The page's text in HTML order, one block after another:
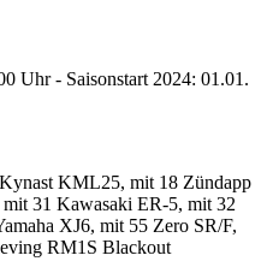
Uhr - Saisonstart 2024: 01.01.
KML25, mit 18 Zündapp
31 Kawasaki ER-5, mit 32
XJ6, mit 55 Zero SR/F,
RM1S Blackout